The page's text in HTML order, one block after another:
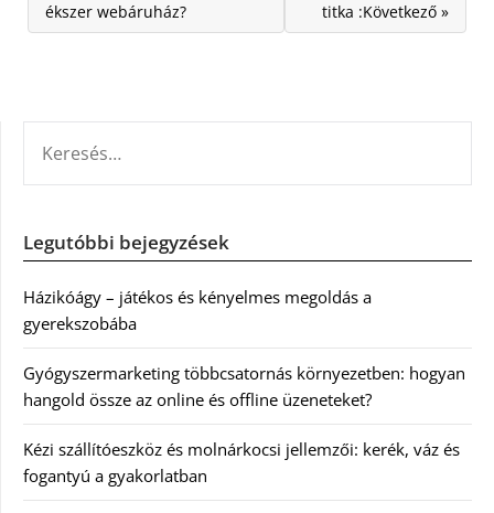
ékszer webáruház?
titka :Következő »
Legutóbbi bejegyzések
Házikóágy – játékos és kényelmes megoldás a
gyerekszobába
Gyógyszermarketing többcsatornás környezetben: hogyan
hangold össze az online és offline üzeneteket?
Kézi szállítóeszköz és molnárkocsi jellemzői: kerék, váz és
fogantyú a gyakorlatban